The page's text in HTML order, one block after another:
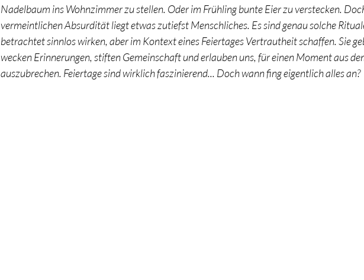
Nadelbaum ins Wohnzimmer zu stellen. Oder im Frühling bunte Eier zu verstecken.
vermeintlichen Absurdität liegt etwas zutiefst Menschliches. Es sind genau solche
betrachtet sinnlos wirken, aber im Kontext eines Feiertages Vertrautheit schaffen. Sie
wecken Erinnerungen, stiften Gemeinschaft und erlauben uns, für einen Moment aus
auszubrechen. Feiertage sind wirklich faszinierend... Doch wann fing eigentlich alles an?